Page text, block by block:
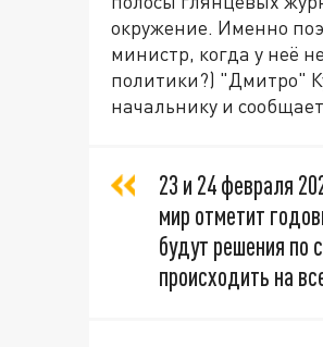
окружение. Именно
министр, когда у неё
политики?) "Дмитро"
начальнику и
23 и 24 февраля
мир отметит
будут решения по
происходить на